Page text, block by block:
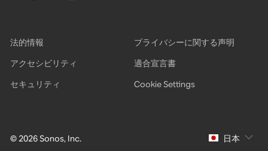
© 2026 Sonos, Inc.
法的情報
プライバシーに関する声明
アクセシビリティ
適合宣言書
セキュリティ
Cookie Settings
日本